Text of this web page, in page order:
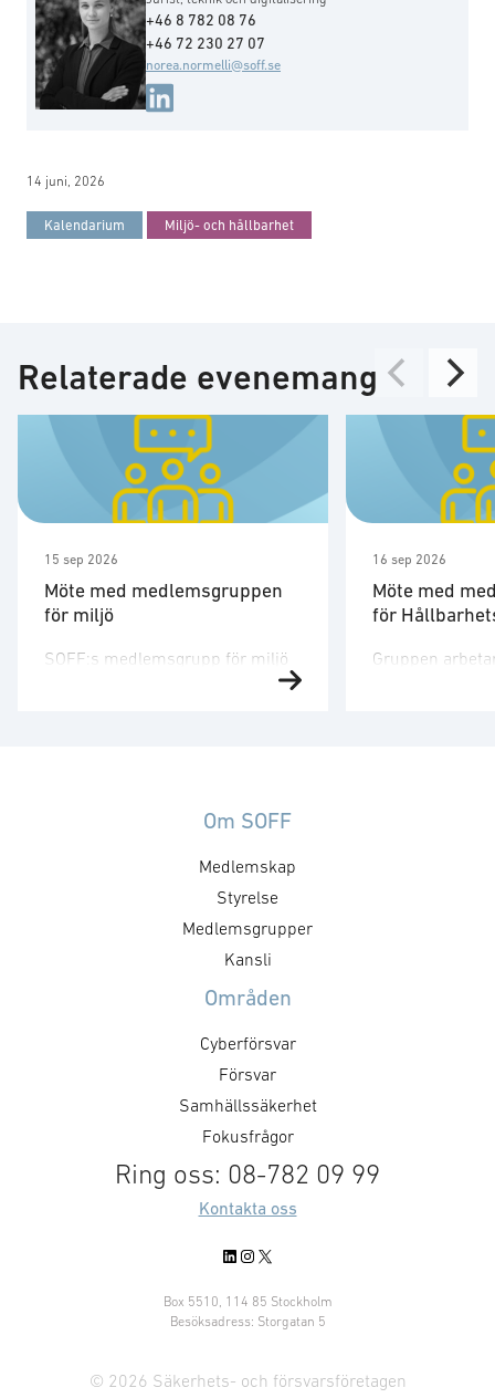
+46 8 782 08 76
+46 72 230 27 07
norea.normelli@soff.se
14 juni, 2026
Kalendarium Miljö- och hållbarhet
Relaterade evenemang
15 sep 2026
Möte med medlemsgruppen
för miljö
SOFF:s medlemsgrupp för miljö
materialval, cirkuläritet,
Kallelse sänds ut av kansliet. För
mer information, vänligen
kontakta Ronja Ahlberg
16 sep 2026
Möte med
för
Gruppen
Om SOFF
Medlemskap
Styrelse
Medlemsgrupper
Kansli
Områden
Cyberförsvar
Försvar
Samhällssäkerhet
Fokusfrågor
Ring oss: 08-782 09 99
Kontakta oss
LinkedIn
Instagram
X
Box 5510, 114 85 Stockholm
Besöksadress: Storgatan 5
© 2026 Säkerhets- och försvarsföretagen